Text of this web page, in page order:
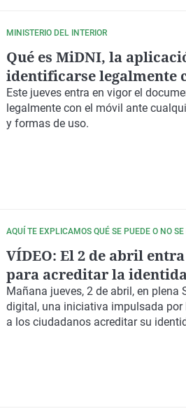
MINISTERIO DEL INTERIOR
Qué es MiDNI, la
identificarse legalmente
Este jueves entra en vigor el
legalmente con el móvil ante
y formas de uso.
AQUÍ TE EXPLICAMOS QUÉ SE PUEDE O NO
VÍDEO: El 2 de abril
para acreditar la
Mañana jueves, 2 de abril, en plena
digital, una iniciativa impulsada
a los ciudadanos acreditar su